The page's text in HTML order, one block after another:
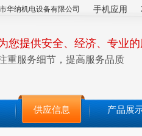
华纳机电设备有限公司 手机应用
您提供安全、经济、专业
重服务细节，提高服务品质
供应信息 产品展